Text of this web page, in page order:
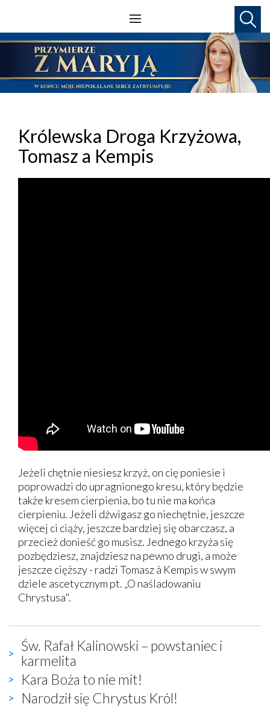
Królewska Droga Krzyżowa,
Tomasz a Kempis
Jeżeli chętnie niesiesz krzyż, on cię poniesie i
poprowadzi do upragnionego kresu, który będzie
także kresem cierpienia, bo tu nie ma końca
cierpieniu. Jeżeli dźwigasz go niechętnie, jeszcze
więcej ci ciąży, jeszcze bardziej się obarczasz, a
przecież donieść go musisz. Jednego krzyża się
pozbędziesz, znajdziesz na pewno drugi, a może
jeszcze cięższy - radzi Tomasz à Kempis w swym
dziele ascetycznym pt. „O naśladowaniu
Chrystusa".
Św. Rafał Kalinowski – powstaniec i
karmelita
Kara Boża to nie mit!
Narodził się Chrystus Król!